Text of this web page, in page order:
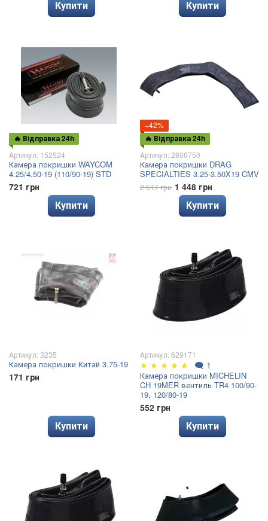
Купити Купити
🔥 Відправка 24h
Артикул: 152524
Камера покришки WAYCOM
4.25/4.50-19 (110/90-19) STD
721 грн
Купити
−42%
🔥 Відправка 24h
Артикул: 2800750
Камера покришки DRAG
SPECIALTIES 3.25-3.50X19 CMV
2 517 грн 1 448 грн
Купити
Артикул: 3235
Камера покришки Китай 3.75-19
171 грн
Купити
Артикул: 629171
★ ★ ★ ★ ★ 🗨 1
Камера покришки MICHELIN
CH 19MER вентиль TR4 100/90-
19, 120/80-19
552 грн
Купити